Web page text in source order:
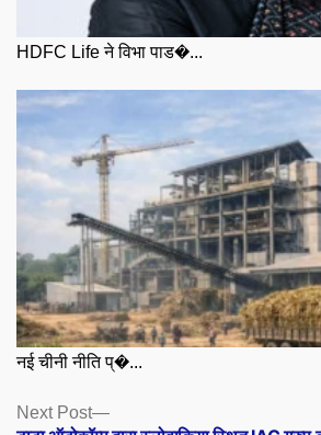
HDFC Life ने विभा पाड�...
नई चीनी नीति प्�...
Posts
Next Post
Next